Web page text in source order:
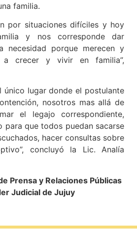
familia.
por situaciones difíciles y hoy
y nos corresponde dar
necesidad porque merecen y
a crecer y vivir en familia”,
único lugar donde el postulante
nosotros mas allá de
el legajo correspondiente,
para que todos puedan sacarse
hacer consultas sobre
concluyó la Lic. Analía
Prensa y Relaciones Públicas
Judicial de Jujuy